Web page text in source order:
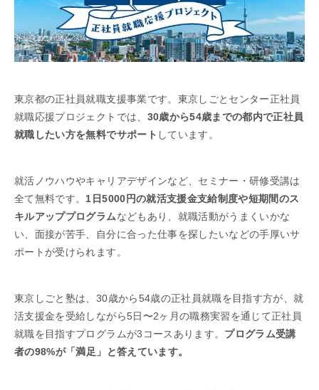
東京都の正社員就職支援事業です。東京しごとセンター正社員
就職応援プロジェクトでは、 30歳から54歳までの都内で正社員
就職したい方を無料でサポート しています。
就活ノウハウやキャリアデザインなど、セミナー・研修受講は
全て無料です。 1日5000円の就活支援金支給制度や短期間のス
キルアッププログラムなどもあり、就職活動がうまくいかな
い、面接が苦手、自分に合った仕事を探したいなどの手厚いサ
ポートが受けられます。
東京しごと塾は、30歳から54歳の正社員就職を目指す方が、就
活支援金を受給しながら5日〜2ヶ月の職務実習を通じて正社員
就職を目指すプログラムが3コースあります。 プログラム受講
者の98%が「満足」と答えています。